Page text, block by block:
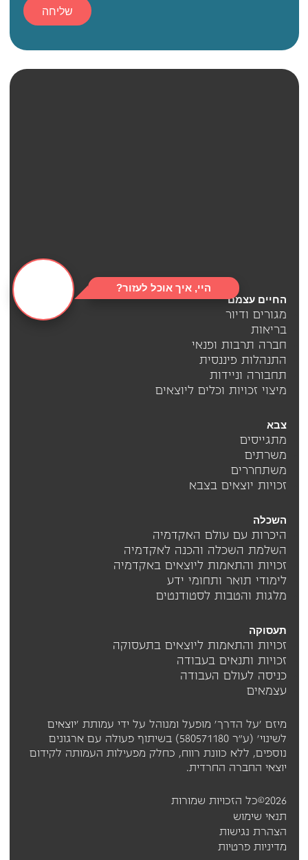
היי, איך אוכל לעזור?
החיים עצמם
מגורים ודיור
בריאות
חברה תרבות ופנאי
התנהלות פיננסית
תחבורה וניידות
מיצוי זכויות וכלים ליוצאים
צבא
מתגייסים
משרתים
משתחררים
זכויות יוצאים בצבא
השכלה
היכרות עם עולם האקדמיה
השלמת השכלה והכנה לאקדמיה
זכויות והתאמות ליוצאים באקדמיה
לימודי תואר ותחומי ידע
מלגות והטבות לסטודנטים
תעסוקה
זכויות והתאמות ליוצאים בתעסוקה
זכויות ותנאים בעבודה
כניסה לעולם העבודה
עצמאים
מיזם 'על הדרך' מופעל ומנוהל על ידי עמותת 'יוצאים
לשינוי' (ע"ר 580571180) בשיתוף פעולה עם ארגונים
נוספים, ללא כוונת רווח, כחלק מפעילות העמותה לקידום
יוצאי החברה החרדית.
2026©כל הזכויות שמורות
תנאי שימוש
הצהרת נגישות
מדיניות פרטיות